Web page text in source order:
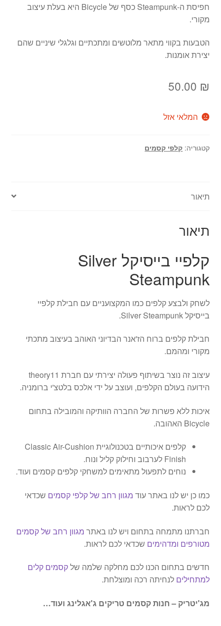
חפיסת ה-Steampunk כסף של Bicycle היא בעלת עיצוב
מקורי.
הטבעות בקווי מתאר מלוטשים ומתכתיים וגלגלי שיניים שהם
יצירת אומנות.
50.00 ₪
המלאי אזל
קטגוריה: קלפי קסמים
תיאור
תיאור
קלפיי בייסיקל Silver
Steampunk
לשחק ולבצע קלפים כמו המקצועניים עם חבילת קלפיי
בייסיקל Silver Steampunk.
חבילת קלפים ברוח הז'אנר הבדיוני האוהב בעיצוב מתכתי
מקורי ומהמם.
עיצוב זה נוצר בשיתוף פעולה יצירתי עם חברת theory11
הידועה בעולם הקלפים, ועוצב על ידי אלכס בלטצ'י ברומניה.
איכות ללא פשרות של החברה הוותיקה והמובילה בתחום
Bicycle האהובה.
קלפים איכותיים בטכנולוגיית Classic Air-Cushion
Finish לערבוב וחילוק קליל ונוח.
נוחים לתפעול מתאימים למשחקי קלפים קסמים ועוד.
כמו כן יש לנו באתר עוד מגוון רחב של קלפי קסמים שכדאי
לכם לראות.
חברתנו מתמחה בתחום ויש לנו באתר מגוון רחב של קסמים
מטורפים ומדהימים שכדאי לכם לראות.
חדשים בתחום הכנו לכם מחלקה שלמה שלקסמים קלים
למתחילים לנחיתה רכה ומוצלחת.
מג'יטריק – חנות קסמים טריקים ג'אגלינג ועוד…